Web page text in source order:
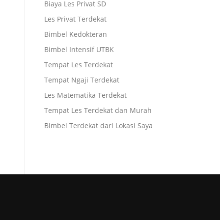
Biaya Les Privat SD
Les Privat Terdekat
Bimbel Kedokteran
Bimbel Intensif UTBK
Tempat Les Terdekat
Tempat Ngaji Terdekat
Les Matematika Terdekat
Tempat Les Terdekat dan Murah
Bimbel Terdekat dari Lokasi Saya